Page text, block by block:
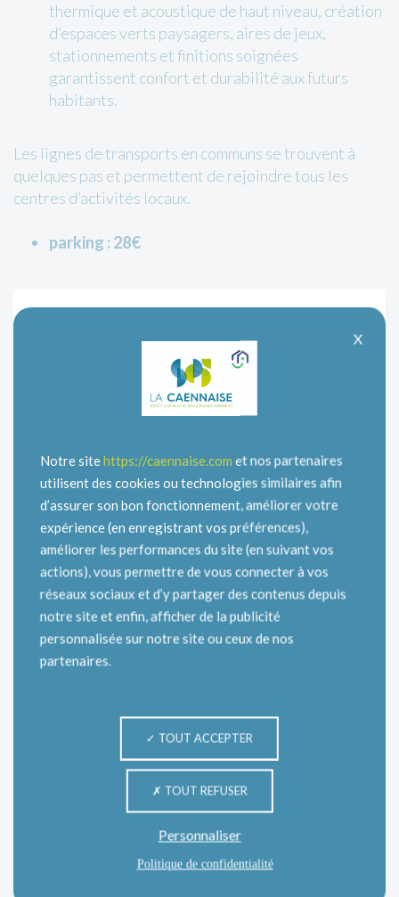
thermique et acoustique de haut niveau, création
d’espaces verts paysagers, aires de jeux,
stationnements et finitions soignées
garantissent confort et durabilité aux futurs
habitants.
Les lignes de transports en communs se trouvent à
quelques pas et permettent de rejoindre tous les
centres d’activités locaux.
parking : 28€
Charges
locatives
Adresse
6 Allée des Cadets 14000 CAEN
Type de logement
T3
Catégorie
Appartement
X
Notre sitehttps://caennaise.com et nos partenaires
utilisent des cookies ou technologies similaires afin
d’assurer son bon fonctionnement, améliorer votre
expérience (en enregistrant vos préférences),
améliorer les performances du site (en suivant vos
actions), vous permettre de vous connecter à vos
réseaux sociaux et d’y partager des contenus depuis
notre site et enfin, afficher de la publicité
personnalisée sur notre site ou ceux de nos
partenaires.
TOUT ACCEPTER
TOUT REFUSER
Personnaliser
Politique de confidentialité